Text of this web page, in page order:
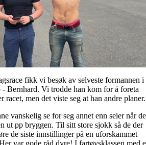
fikk vi besøk av selveste formannen i
Bernhard. Vi trodde han kom for å foreta
racet, men det viste seg at han andre
vanskelig se for seg annet enn seier når de
ut pp bryggen. Til sitt store sjokk så de der
de siste innstillinger på en uforskammet